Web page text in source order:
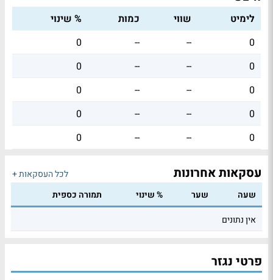
לימיט שווי כמות
% שינוי
0
--
--
0
0
--
--
0
0
--
--
0
0
--
--
0
0
--
--
0
עסקאות אחרונות
לכל העסקאות +
שעה
שער % שינוי
תמורה כספית
אין נתונים
פרטי נגזר